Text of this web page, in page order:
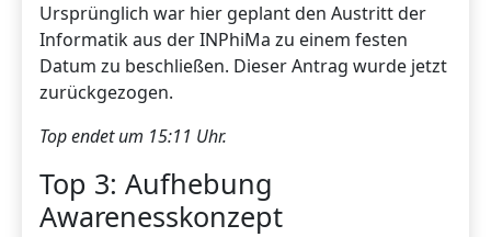
Ursprünglich war hier geplant den Austritt der
Informatik aus der INPhiMa zu einem festen
Datum zu beschließen. Dieser Antrag wurde jetzt
zurückgezogen.
Top endet um 15:11 Uhr.
Top 3: Aufhebung
Awarenesskonzept